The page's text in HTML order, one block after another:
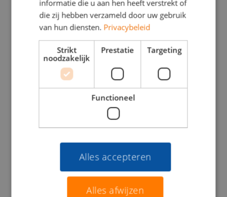
Rutger Bruijns
Junior Consultant
06 37 28 76 09
rutger@viajou.nl
Meer over Rutger
informatie die u aan hen heeft verstrekt of
die zij hebben verzameld door uw gebruik
van hun diensten. Privacybeleid
Strikt
noodzakelijk
Prestatie Targeting
Functioneel
Alles accepteren
Alles afwijzen